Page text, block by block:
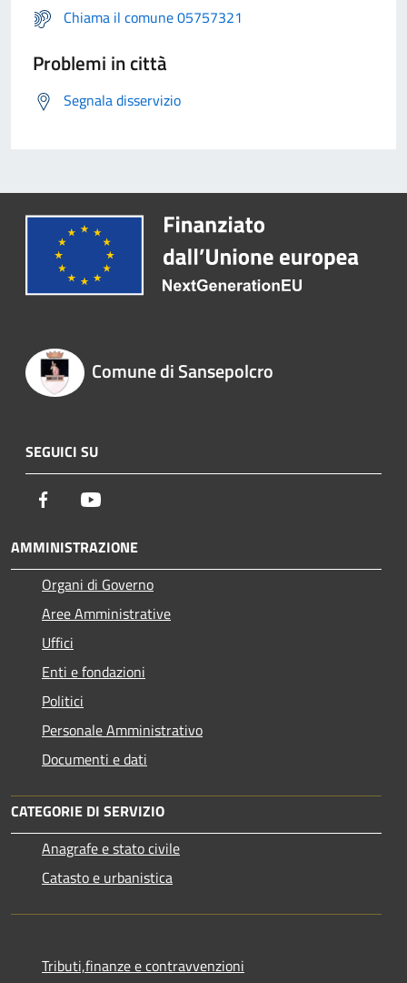
Chiama il comune 05757321
Problemi in città
Segnala disservizio
Comune di Sansepolcro
SEGUICI SU
Facebook
AMMINISTRAZIONE
Organi di Governo
Aree Amministrative
Uffici
Enti e fondazioni
Politici
Personale Amministrativo
Documenti e dati
CATEGORIE DI SERVIZIO
Anagrafe e stato civile
Catasto e urbanistica
Tributi,finanze e contravvenzioni